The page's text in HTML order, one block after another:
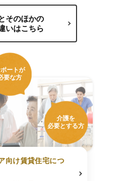
そのほかの
いはこちら
ートが
要な方
介護を
必要とする方
向け賃貸住宅につ